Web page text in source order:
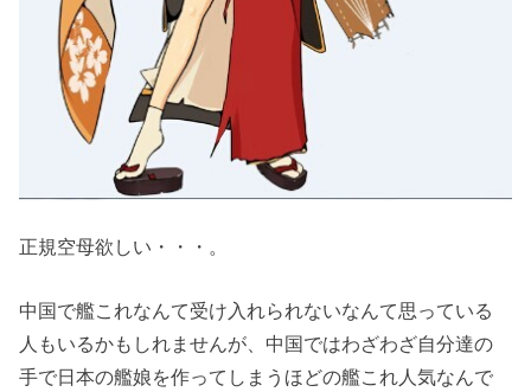
正規空母欲しい・・・。
中国で艦これなんて受け入れられないなんて思っている
人もいるかもしれませんが、中国ではわざわざ自分達の
手で日本の艦娘を作ってしまうほどの艦これ人気なんで